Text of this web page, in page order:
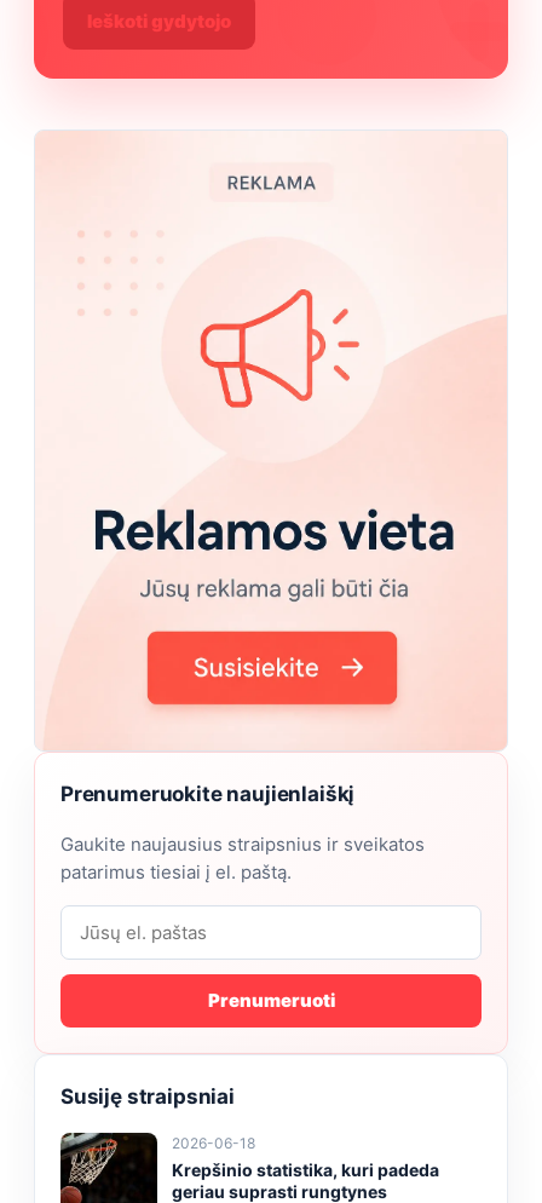
Ieškoti gydytojo
Prenumeruokite naujienlaiškį
Gaukite naujausius straipsnius ir sveikatos
patarimus tiesiai į el. paštą.
Prenumeruoti
Susiję straipsniai
2026-06-18
Krepšinio statistika, kuri padeda
geriau suprasti rungtynes